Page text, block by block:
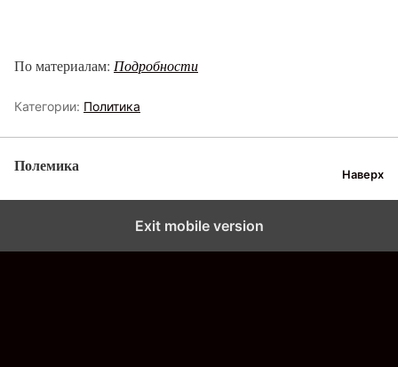
По материалам: Подробности
Категории: Политика
Полемика Наверх
Exit mobile version